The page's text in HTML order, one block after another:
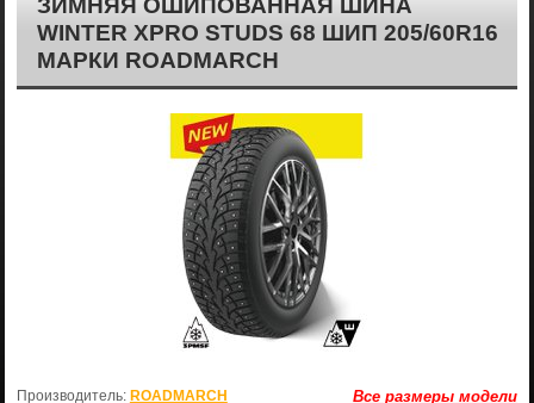
ЗИМНЯЯ ОШИПОВАННАЯ ШИНА
WINTER XPRO STUDS 68 ШИП 205/60R16
МАРКИ ROADMARCH
Все размеры модели
Производитель: ROADMARCH